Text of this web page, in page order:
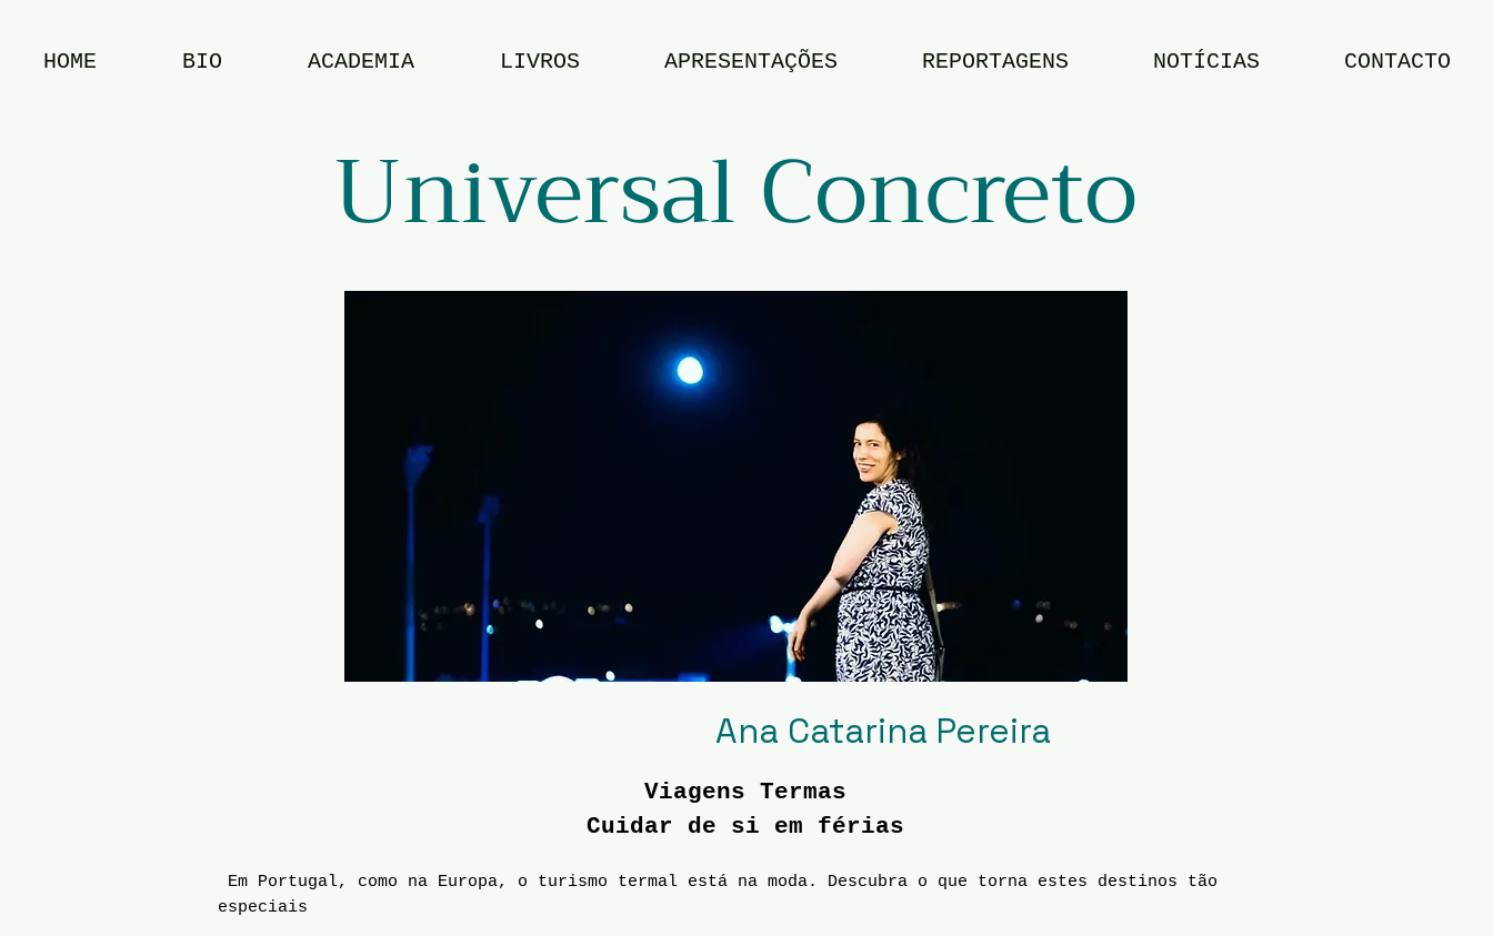
HOME BIO ACADEMIA LIVROS APRESENTAÇÕES REPORTAGENS NOTÍCIAS CONTACTO
Universal Concreto
Ana Catarina Pereira
Viagens Termas
Cuidar de si em férias
Em Portugal, como na Europa, o turismo termal está na moda. Descubra o que torna estes destinos tão
especiais